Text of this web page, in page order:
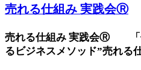
売れる仕組み 実践会Ⓡ
売れる仕組み 実践会Ⓡ 「
るビジネスメソッド”売れる